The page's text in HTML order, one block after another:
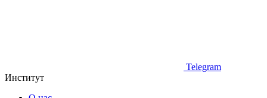
Telegram
Институт